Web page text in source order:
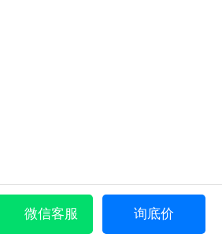
微信客服 询底价